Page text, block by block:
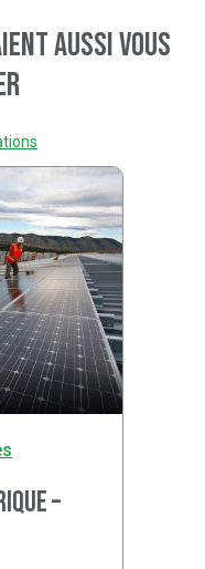
aussi vous
–